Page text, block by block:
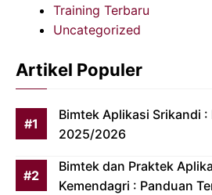
Training Terbaru
Uncategorized
Artikel Populer
Bimtek Aplikasi Srikandi :
2025/2026
Bimtek dan Praktek
Kemendagri : Panduan